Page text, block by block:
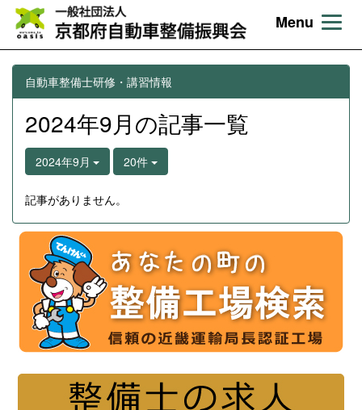
Menu
自動車整備士研修・講習情報
2024年9月の記事一覧
2024年9月 20件
記事がありません。